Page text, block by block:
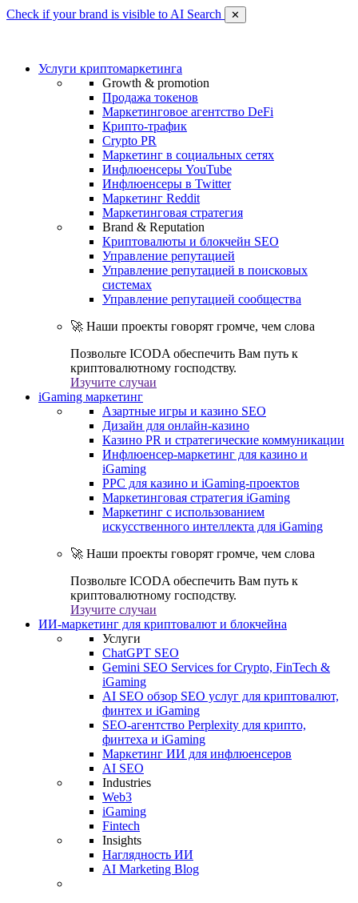
Check if your brand is visible to AI Search ✕
Услуги криптомаркетинга
Growth & promotion
Продажа токенов
Маркетинговое агентство DeFi
Крипто-трафик
Crypto PR
Маркетинг в социальных сетях
Инфлюенсеры YouTube
Инфлюенсеры в Twitter
Маркетинг Reddit
Маркетинговая стратегия
Brand & Reputation
Криптовалюты и блокчейн SEO
Управление репутацией
Управление репутацией в поисковых
системах
Управление репутацией сообщества
🚀 Наши проекты говорят громче, чем слова
Позвольте ICODA обеспечить Вам путь к
криптовалютному господству.
Изучите случаи
iGaming маркетинг
Азартные игры и казино SEO
Дизайн для онлайн-казино
Казино PR и стратегические коммуникации
Инфлюенсер-маркетинг для казино и
iGaming
PPC для казино и iGaming-проектов
Маркетинговая стратегия iGaming
Маркетинг с использованием
искусственного интеллекта для iGaming
🚀 Наши проекты говорят громче, чем слова
Позвольте ICODA обеспечить Вам путь к
криптовалютному господству.
Изучите случаи
ИИ-маркетинг для криптовалют и блокчейна
Услуги
ChatGPT SEO
Gemini SEO Services for Crypto, FinTech &
iGaming
AI SEO обзор SEO услуг для криптовалют,
финтех и iGaming
SEO-агентство Perplexity для крипто,
финтеха и iGaming
Маркетинг ИИ для инфлюенсеров
AI SEO
Industries
Web3
iGaming
Fintech
Insights
Наглядность ИИ
AI Marketing Blog